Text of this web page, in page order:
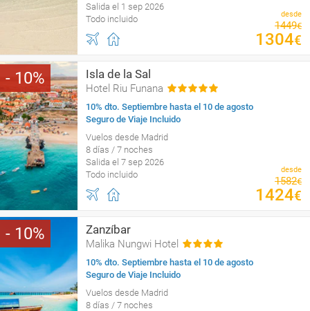
Salida el 1 sep 2026
Todo incluido
desde
1449€
1304€
10 Isla de la Sal
Hotel Riu Funana
10% dto. Septiembre hasta el 10 de agosto
Seguro de Viaje Incluido
Vuelos desde Madrid
8 días / 7 noches
Salida el 7 sep 2026
Todo incluido
desde
1582€
1424€
10 Zanzíbar
Malika Nungwi Hotel
10% dto. Septiembre hasta el 10 de agosto
Seguro de Viaje Incluido
Vuelos desde Madrid
8 días / 7 noches